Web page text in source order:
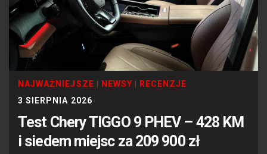
NAJWAŻNIEJSZE NEWSY
RECENZJE
3 SIERPNIA 2026
Test Chery TIGGO 9 PHEV – 428 KM
i siedem miejsc za 209 900 zł